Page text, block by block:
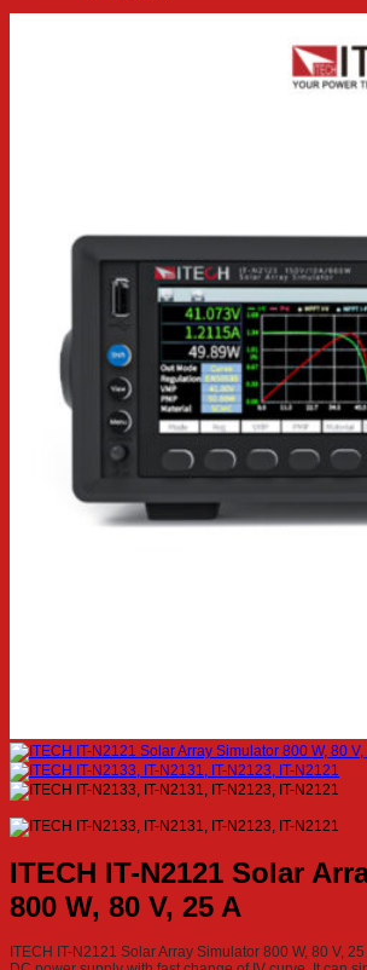
ITECH IT-N2121 Solar
800 W, 80 V, 25 A
ITECH IT-N2121 Solar Array Simulator 800 W, 80 V,